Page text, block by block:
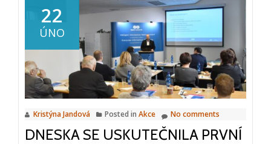
Efektivní
procesování
faktur,
10.
5.
2023,
10:00
–
10:20
22
ÚNO
Kristýna Jandová Posted in Akce No comments
DNESKA SE USKUTEČNILA PRVNÍ